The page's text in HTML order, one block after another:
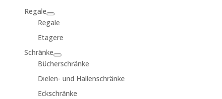
Regale
Regale
Etagere
Schränke
Bücherschränke
Dielen- und Hallenschränke
Eckschränke